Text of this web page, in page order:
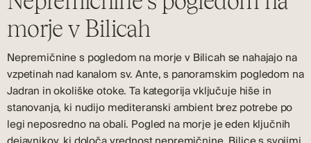
morje v Bilicah
Nepremičnine s pogledom na morje v Bilicah se nahajajo na
vzpetinah nad kanalom sv. Ante, s panoramskim pogledom na
Jadran in okoliške otoke. Ta kategorija vključuje hiše in
stanovanja, ki nudijo mediteranski ambient brez potrebe po
legi neposredno na obali. Pogled na morje je eden ključnih